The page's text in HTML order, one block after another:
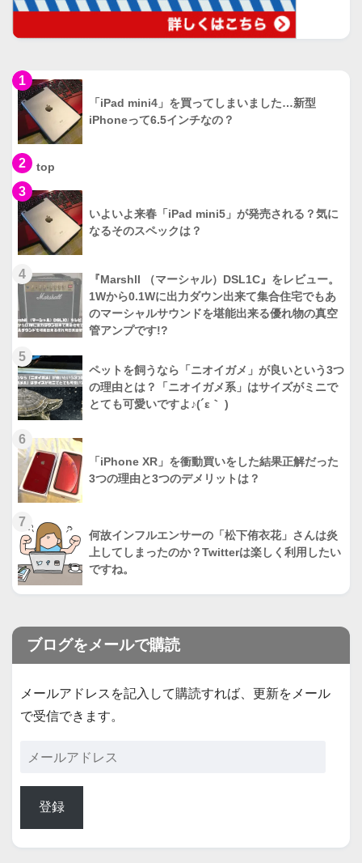
1
「iPad mini4」を買ってしまいました…新型
iPhoneって6.5インチなの？
2 top
3
いよいよ来春「iPad mini5」が発売される？気に
なるそのスペックは？
4
『Marshll （マーシャル）DSL1C』をレビュー。
1Wから0.1Wに出力ダウン出来て集合住宅でもあ
のマーシャルサウンドを堪能出来る優れ物の真空
管アンプです!?
5
ペットを飼うなら「ニオイガメ」が良いという3つ
の理由とは？「ニオイガメ系」はサイズがミニで
とても可愛いですよ♪(´ε｀ )
6
「iPhone XR」を衝動買いをした結果正解だった
3つの理由と3つのデメリットは？
7
何故インフルエンサーの「松下侑衣花」さんは炎
上してしまったのか？Twitterは楽しく利用したい
ですね。
ブログをメールで購読
メールアドレスを記入して購読すれば、更新をメール
で受信できます。
登録